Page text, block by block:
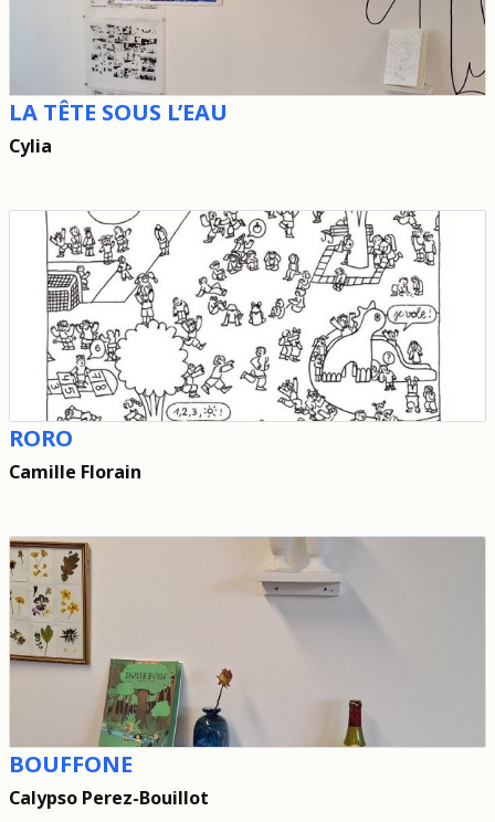
LA TÊTE SOUS L’EAU
Cylia
RORO
Camille Florain
BOUFFONE
Calypso Perez-Bouillot